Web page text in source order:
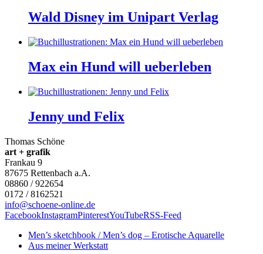
Wald Disney im Unipart Verlag
Max ein Hund will ueberleben
Jenny und Felix
Thomas Schöne
art + grafik
Frankau 9
87675 Rettenbach a.A.
08860 / 922654
0172 / 8162521
info@schoene-online.de
FacebookInstagramPinterestYouTubeRSS-Feed
Men’s sketchbook / Men’s dog – Erotische Aquarelle
Aus meiner Werkstatt